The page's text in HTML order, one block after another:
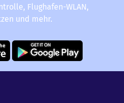
Flughafen-WLAN,
und mehr.